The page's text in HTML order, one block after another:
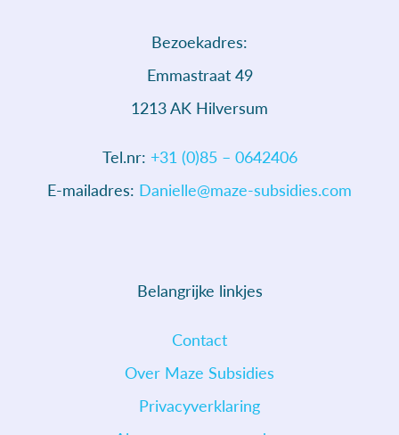
Bezoekadres:
Emmastraat 49
1213 AK Hilversum
Tel.nr: +31 (0)85 – 0642406
E-mailadres: Danielle@maze-subsidies.com
Belangrijke linkjes
Contact
Over Maze Subsidies
Privacyverklaring